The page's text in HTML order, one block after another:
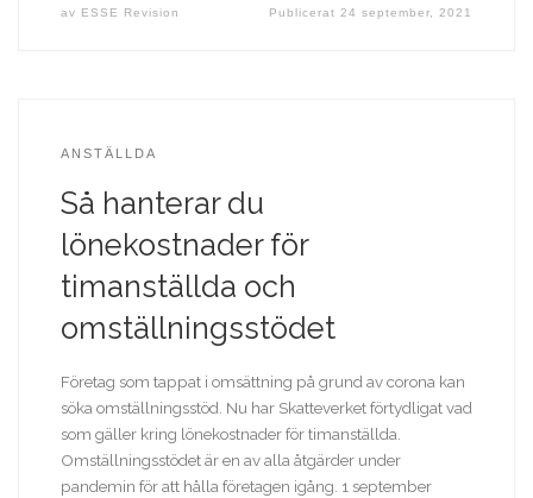
av ESSE Revision Publicerat24 september, 2021
ANSTÄLLDA
Så hanterar du
lönekostnader för
timanställda och
omställningsstödet
Företag som tappat i omsättning på grund av corona kan
söka omställningsstöd. Nu har Skatteverket förtydligat vad
som gäller kring lönekostnader för timanställda.
Omställningsstödet är en av alla åtgärder under
pandemin för att hålla företagen igång. 1 september